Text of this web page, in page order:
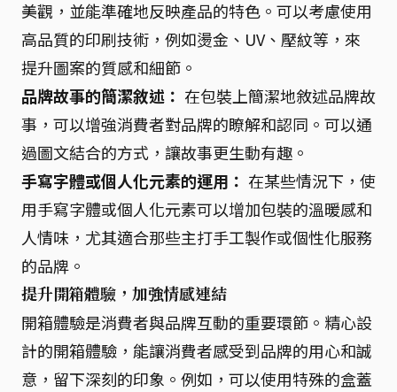
美觀，並能準確地反映產品的特色。可以考慮使用
高品質的印刷技術，例如燙金、UV、壓紋等，來
提升圖案的質感和細節。
品牌故事的簡潔敘述： 在包裝上簡潔地敘述品牌故
事，可以增強消費者對品牌的瞭解和認同。可以通
過圖文結合的方式，讓故事更生動有趣。
手寫字體或個人化元素的運用： 在某些情況下，使
用手寫字體或個人化元素可以增加包裝的溫暖感和
人情味，尤其適合那些主打手工製作或個性化服務
的品牌。
提升開箱體驗，加強情感連結
開箱體驗是消費者與品牌互動的重要環節。精心設
計的開箱體驗，能讓消費者感受到品牌的用心和誠
意，留下深刻的印象。例如，可以使用特殊的盒蓋